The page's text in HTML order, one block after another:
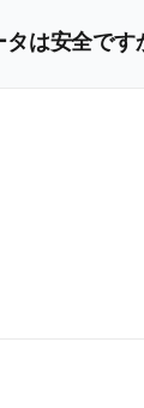
は安全です